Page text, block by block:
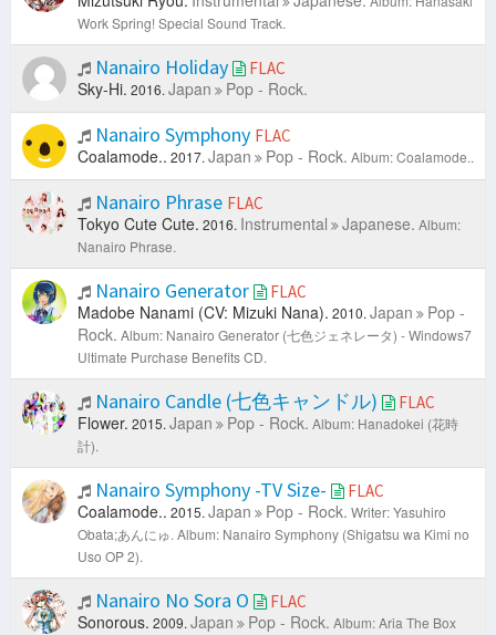
Work Spring! Special Sound Track.
Nanairo Holiday FLAC
Sky-Hi. 2016. Japan Pop - Rock.
Nanairo Symphony FLAC
Coalamode.. 2017. Japan Pop - Rock. Album: Coalamode..
Nanairo Phrase FLAC
Tokyo Cute Cute. 2016. Instrumental Japanese. Album:
Nanairo Phrase.
Nanairo​ Generator FLAC
Madobe Nanami (CV: Mizuki Nana). 2010. Japan
Pop -
Rock. Album: Nanairo Generator (七色ジェネレータ) - Windows7
Ultimate Purchase Benefits CD.
Nanairo Candle (七色キャンドル) FLAC
Flower. 2015. Japan Pop - Rock. Album: Hanadokei (花時
計).
Nanairo Symphony -TV Size- FLAC
Coalamode.. 2015. Japan Pop - Rock. Writer: Yasuhiro
Obata;あんにゅ. Album: Nanairo Symphony (Shigatsu wa Kimi no
Uso OP 2).
Nanairo No Sora O FLAC
Sonorous. 2009. Japan Pop - Rock. Album: Aria The Box